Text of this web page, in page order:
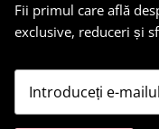
Fii primul care află
exclusive, reduceri și